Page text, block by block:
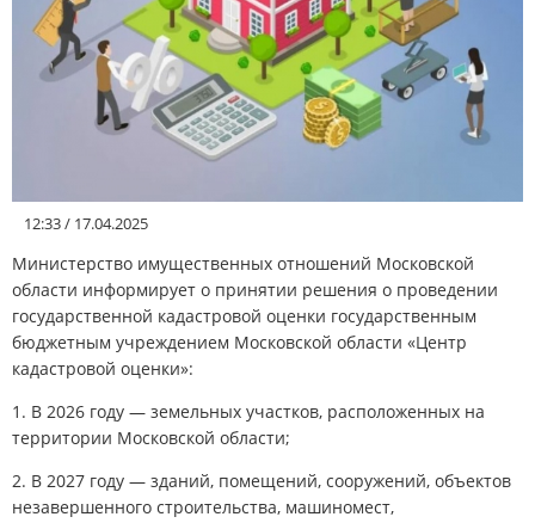
КУЛЬТУРА
СПОРТ
РЕДАКЦИЯ
РЕКЛАМОДАТЕЛЯМ
12:33 / 17.04.2025
Министерство имущественных отношений Московской
области информирует о принятии решения о проведении
государственной кадастровой оценки государственным
бюджетным учреждением Московской области «Центр
кадастровой оценки»:
1. В 2026 году — земельных участков, расположенных на
территории Московской области;
2. В 2027 году — зданий, помещений, сооружений, объектов
незавершенного строительства, машиномест,